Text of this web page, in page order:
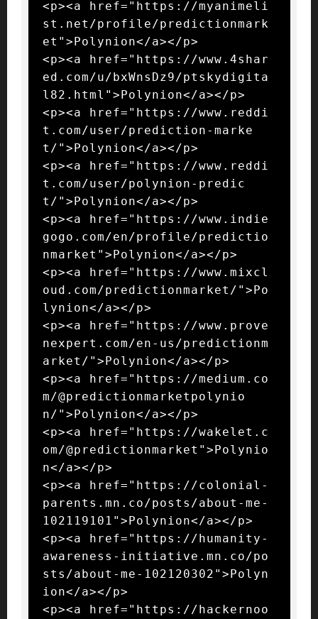
<p><a href="https://myanimeli
st.net/profile/predictionmark
et">Polynion</a></p>
<p><a href="https://www.4shar
ed.com/u/bxWnsDz9/ptskydigita
l82.html">Polynion</a></p>
<p><a href="https://www.reddi
t.com/user/prediction-marke
t/">Polynion</a></p>
<p><a href="https://www.reddi
t.com/user/polynion-predic
t/">Polynion</a></p>
<p><a href="https://www.indie
gogo.com/en/profile/predictio
nmarket">Polynion</a></p>
<p><a href="https://www.mixcl
oud.com/predictionmarket/">Po
lynion</a></p>
<p><a href="https://www.prove
nexpert.com/en-us/predictionm
arket/">Polynion</a></p>
<p><a href="https://medium.co
m/@predictionmarketpolynio
n/">Polynion</a></p>
<p><a href="https://wakelet.c
om/@predictionmarket">Polynio
n</a></p>
<p><a href="https://colonial-
parents.mn.co/posts/about-me-
102119101">Polynion</a></p>
<p><a href="https://humanity-
awareness-initiative.mn.co/po
sts/about-me-102120302">Polyn
ion</a></p>
<p><a href="https://hackernoo